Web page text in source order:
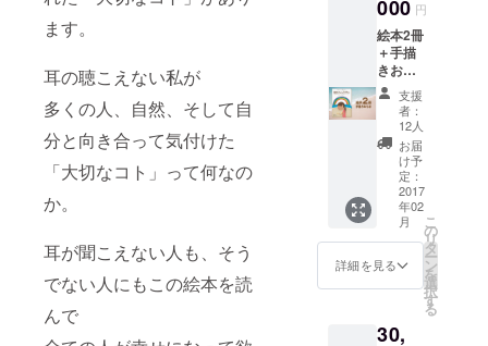
ます。
耳の聴こえない私が
多くの人、自然、そして自
分と向き合って気付けた
「大切なコト」って何なの
か。
耳が聞こえない人も、そう
でない人にもこの絵本を読
んで
000 円
絵本2冊
＋手描
きお礼
状
支援
者：
12人
お届
け予
定：
2017
年02
月
詳細を見る
こ
の
リ
タ
ー
ン
を
選
択
す
る
30,